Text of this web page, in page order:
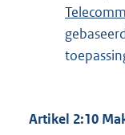
Artikel 2:10